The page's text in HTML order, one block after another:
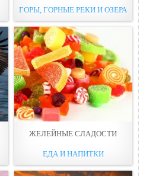
ГОРЫ, ГОРНЫЕ РЕКИ И ОЗЕРА
ЖЕЛЕЙНЫE СЛАДОСТИ
ЕДА И НАПИТКИ